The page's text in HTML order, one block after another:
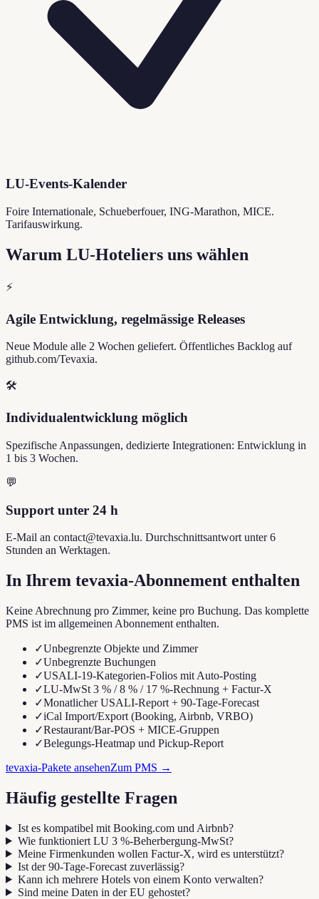
LU-Events-Kalender
Foire Internationale, Schueberfouer, ING-Marathon, MICE.
Tarifauswirkung.
Warum LU-Hoteliers uns wählen
⚡
Agile Entwicklung, regelmässige Releases
Neue Module alle 2 Wochen geliefert. Öffentliches Backlog auf
github.com/Tevaxia.
🛠️
Individualentwicklung möglich
Spezifische Anpassungen, dedizierte Integrationen: Entwicklung in
1 bis 3 Wochen.
💬
Support unter 24 h
E-Mail an contact@tevaxia.lu. Durchschnittsantwort unter 6
Stunden an Werktagen.
In Ihrem tevaxia-Abonnement enthalten
Keine Abrechnung pro Zimmer, keine pro Buchung. Das komplette
PMS ist im allgemeinen Abonnement enthalten.
✓Unbegrenzte Objekte und Zimmer
✓Unbegrenzte Buchungen
✓USALI-19-Kategorien-Folios mit Auto-Posting
✓LU-MwSt 3 % / 8 % / 17 %-Rechnung + Factur-X
✓Monatlicher USALI-Report + 90-Tage-Forecast
✓iCal Import/Export (Booking, Airbnb, VRBO)
✓Restaurant/Bar-POS + MICE-Gruppen
✓Belegungs-Heatmap und Pickup-Report
tevaxia-Pakete ansehenZum PMS →
Häufig gestellte Fragen
Ist es kompatibel mit Booking.com und Airbnb?
Wie funktioniert LU 3 %-Beherbergung-MwSt?
Meine Firmenkunden wollen Factur-X, wird es unterstützt?
Ist der 90-Tage-Forecast zuverlässig?
Kann ich mehrere Hotels von einem Konto verwalten?
Sind meine Daten in der EU gehostet?